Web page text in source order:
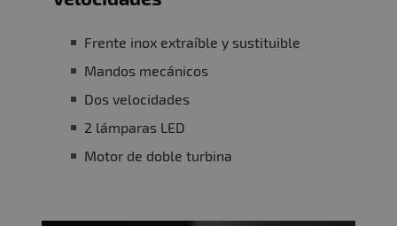
Frente inox extraíble y sustituible
Mandos mecánicos
Dos velocidades
2 lámparas LED
Motor de doble turbina